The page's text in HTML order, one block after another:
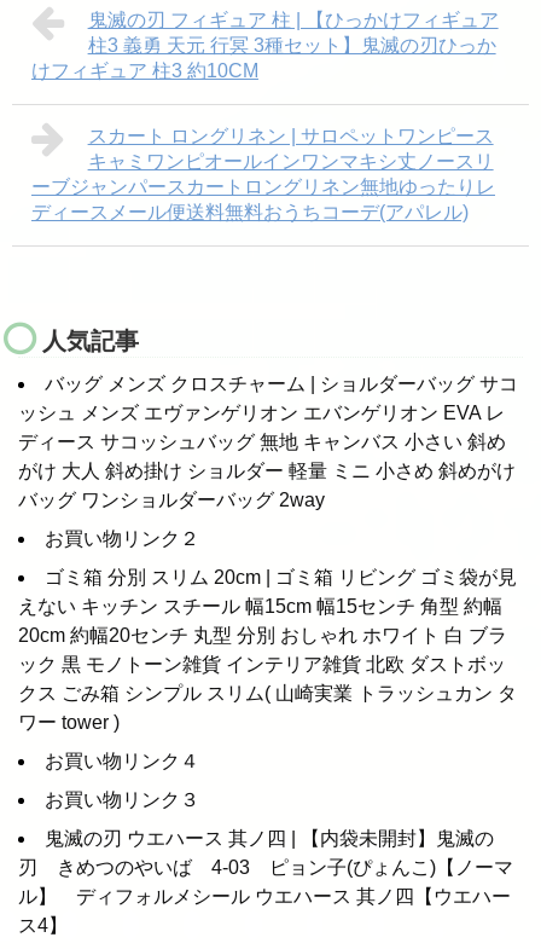
鬼滅の刃 フィギュア 柱 | 【ひっかけフィギュア
柱3 義勇 天元 行冥 3種セット】鬼滅の刃ひっか
けフィギュア 柱3 約10CM
スカート ロングリネン | サロペットワンピース
キャミワンピオールインワンマキシ丈ノースリ
ーブジャンパースカートロングリネン無地ゆったりレ
ディースメール便送料無料おうちコーデ(アパレル)
人気記事
バッグ メンズ クロスチャーム | ショルダーバッグ サコ
ッシュ メンズ エヴァンゲリオン エバンゲリオン EVA レ
ディース サコッシュバッグ 無地 キャンバス 小さい 斜め
がけ 大人 斜め掛け ショルダー 軽量 ミニ 小さめ 斜めがけ
バッグ ワンショルダーバッグ 2way
お買い物リンク２
ゴミ箱 分別 スリム 20cm | ゴミ箱 リビング ゴミ袋が見
えない キッチン スチール 幅15cm 幅15センチ 角型 約幅
20cm 約幅20センチ 丸型 分別 おしゃれ ホワイト 白 ブラ
ック 黒 モノトーン雑貨 インテリア雑貨 北欧 ダストボッ
クス ごみ箱 シンプル スリム( 山崎実業 トラッシュカン タ
ワー tower )
お買い物リンク４
お買い物リンク３
鬼滅の刃 ウエハース 其ノ四 | 【内袋未開封】鬼滅の
刃 きめつのやいば 4-03 ピョン子(ぴょんこ)【ノーマ
ル】 ディフォルメシール ウエハース 其ノ四【ウエハー
ス4】